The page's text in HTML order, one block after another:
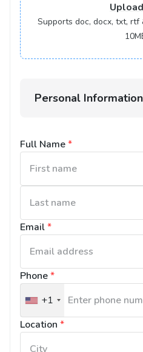
Upload
Supports doc, docx, txt,
Personal Information
Full Name*
Email*
Phone*
United
States
+1
+1
Location *